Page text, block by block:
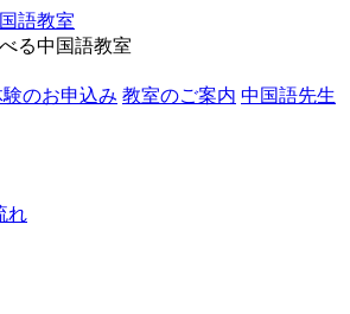
る中国語教室
のお申込み 教室のご案内 中国語先生
れ